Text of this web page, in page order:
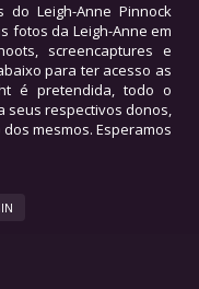
Leigh-Anne Pinnock
fotos da Leigh-Anne em
screencaptures e
para ter acesso as
é pretendida, todo o
seus respectivos donos,
mesmos. Esperamos